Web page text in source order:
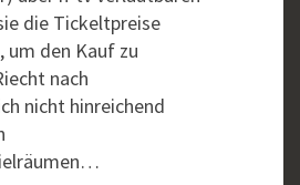
die Tickeltpreise
um den Kauf zu
nach
nicht hinreichend